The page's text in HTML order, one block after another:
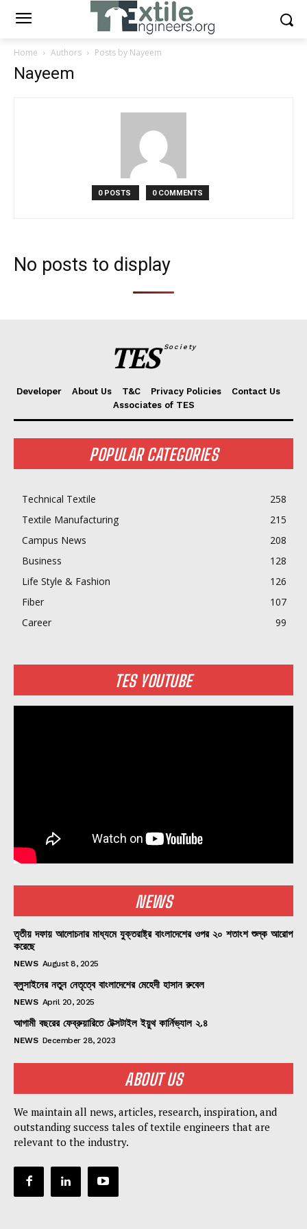
Home Authors Posts by Nayeem
Nayeem
0 POSTS 0 COMMENTS
No posts to display
TES Society
Developer About Us T&C Privacy Policies
Contact Us
Associates of TES
POPULAR CATEGORIES
Technical Textile
258
Textile Manufacturing
215
Campus News
208
Business
128
Life Style & Fashion
126
Fiber
107
Career
99
TES YOUTUBE
NEWS
তৃতীয় দফায় আলোচনার মাধ্যমে যুক্তরাষ্ট্র বাংলাদেশের ওপর ২০ শতাংশ শুল্ক আরোপ
করেছে
NEWS August 8, 2025
ব্লুসাইনের নতুন নেতৃত্বে বাংলাদেশের মেহেদী হাসান রুবেল
NEWS April 20, 2025
আগামী বছরের ফেব্রুয়ারিতে টেক্সটাইল ইয়ুথ কার্নিভ্যাল ২.৪
NEWS December 28, 2023
ABOUT US
We maintain all news, articles, research, inspiration, and
outstanding success tales of textile engineers that are
relevant to the industry.